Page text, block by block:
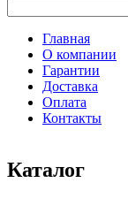
Главное
Главная
О компании
Гарантии
Доставка
Оплата
Контакты
Каталог